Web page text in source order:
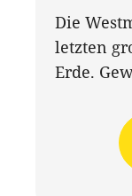
Die
letzten
Erde.